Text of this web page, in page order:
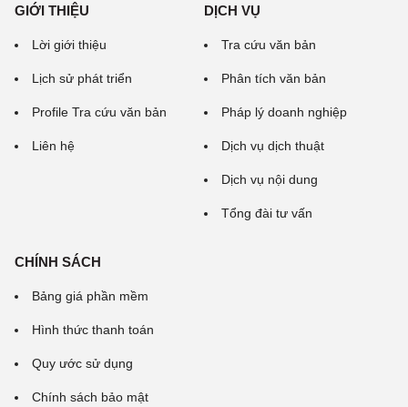
GIỚI THIỆU
Lời giới thiệu
Lịch sử phát triển
Profile Tra cứu văn bản
Liên hệ
DỊCH VỤ
Tra cứu văn bản
Phân tích văn bản
Pháp lý doanh nghiệp
Dịch vụ dịch thuật
Dịch vụ nội dung
Tổng đài tư vấn
CHÍNH SÁCH
Bảng giá phần mềm
Hình thức thanh toán
Quy ước sử dụng
Chính sách bảo mật